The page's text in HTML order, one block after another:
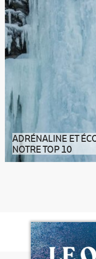
ADRÉNALINE ET
NOTRE TOP 10